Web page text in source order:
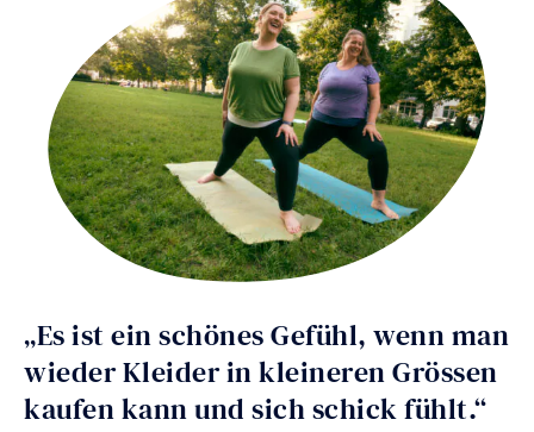
„Es ist ein schönes Gefühl, wenn man
wieder Kleider in kleineren Grössen
kaufen kann und sich schick fühlt.“